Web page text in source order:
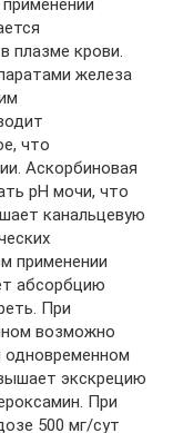
плазме крови.
железа
что
Аскорбиновая
pH мочи, что
канальцевую
применении
абсорбцию
При
возможно
экскрецию
При
500 мг/сут